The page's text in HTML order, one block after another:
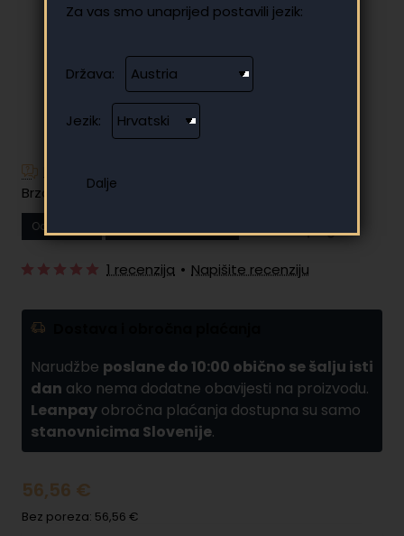
Za vas smo unaprijed postavili jezik:
Država:
Jezik:
Brzo i jednostavno plaćanje na rate
Od
Narudžbe poslane do 10:00 obično se šalju isti
dan ako nema dodatne obavijesti na proizvodu.
Leanpay obročna plaćanja dostupna su samo
stanovnicima Slovenije.
1 recenzija • Napišite recenziju
56,56 €
Bez poreza: 56,56 €